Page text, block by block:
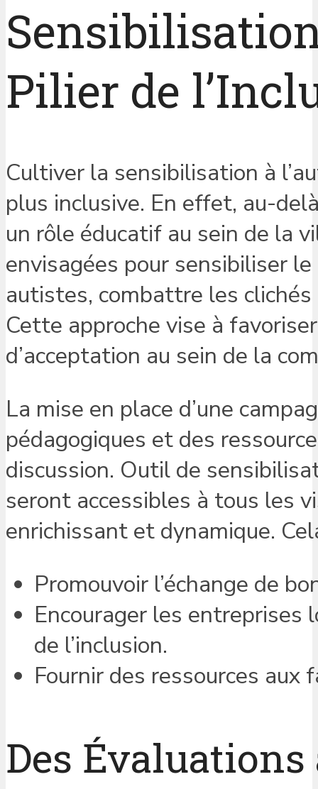
Pilier de
Cultiver la sensibilisation à
plus inclusive. En effet, au-
un rôle éducatif au sein de la
envisagées pour sensibiliser
autistes, combattre les
Cette approche vise à
d’acceptation au sein de la
La mise en place d’une
pédagogiques et des
discussion. Outil de
seront accessibles à tous les
enrichissant et dynamique.
Promouvoir l’échange de
Encourager les entreprises
de l’inclusion.
Fournir des ressources
Des